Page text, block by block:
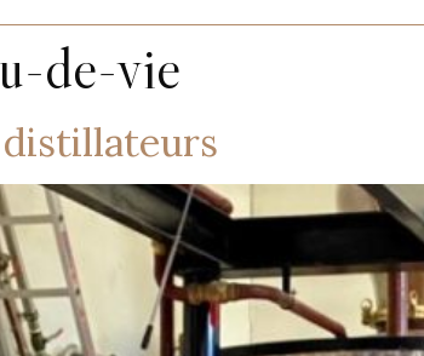
de-vie
distillateurs